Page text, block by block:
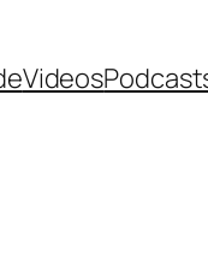
Videos